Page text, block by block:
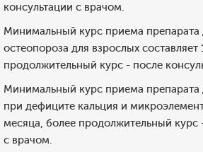
консультации с врачом.
Минимальный курс приема препарата
остеопороза для взрослых составляет
продолжительный курс - после
Минимальный курс приема препарата
при дефиците кальция и
месяца, более продолжительный курс
с врачом.